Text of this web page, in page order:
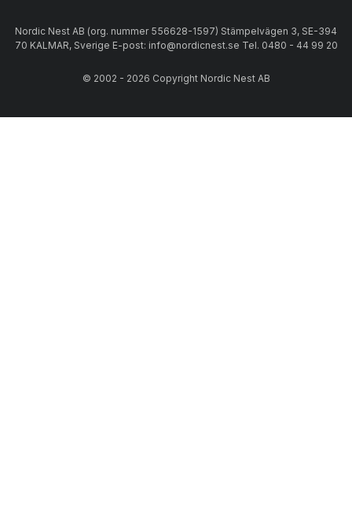
Nordic Nest AB (org. nummer 556628-1597) Stämpelvägen 3, SE-394
70 KALMAR, Sverige E-post: info@nordicnest.se Tel. 0480 - 44 99 20
© 2002 - 2026 Copyright Nordic Nest AB